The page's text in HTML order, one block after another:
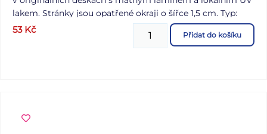
lakem. Stránky jsou opatřené okraji o šířce 1,5 cm. Typ:
445 Formát: A4 Barva: růžová Počet listů: 40 čtvereček
Gramáž listů papíru: 80 g Rozměr čtverečku: 5 x 5 mm
53 Kč Přidat do košíku